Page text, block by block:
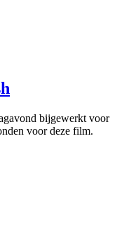
bijgewerkt voor
voor deze film.